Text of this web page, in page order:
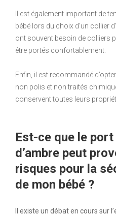
Il est également important de
bébé lors du choix d’un collier
ont souvent besoin de colliers
être portés confortablement.
Enfin, il est recommandé
non polis et non traités
conservent toutes leurs
Est-ce que le port
d’ambre peut
risques pour la
de mon bébé ?
Il existe un débat en cours sur